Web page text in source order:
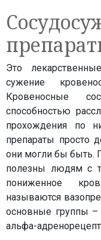
Это
сужение
Кровеносные
способностью
прохождения по
препараты просто
они могли бы быть.
полезны людям с
пониженное
называются
основные группы –
альфа-